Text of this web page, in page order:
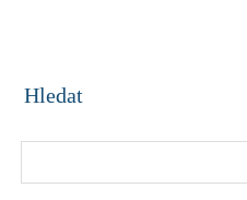
Hledat